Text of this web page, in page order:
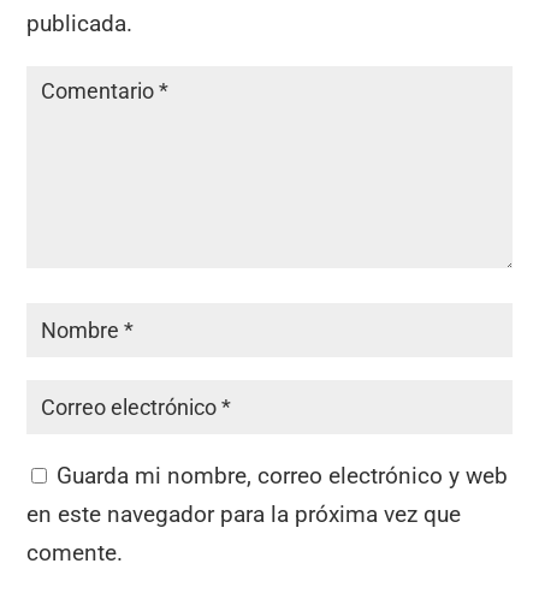
publicada.
Guarda mi nombre, correo electrónico y web
en este navegador para la próxima vez que
comente.